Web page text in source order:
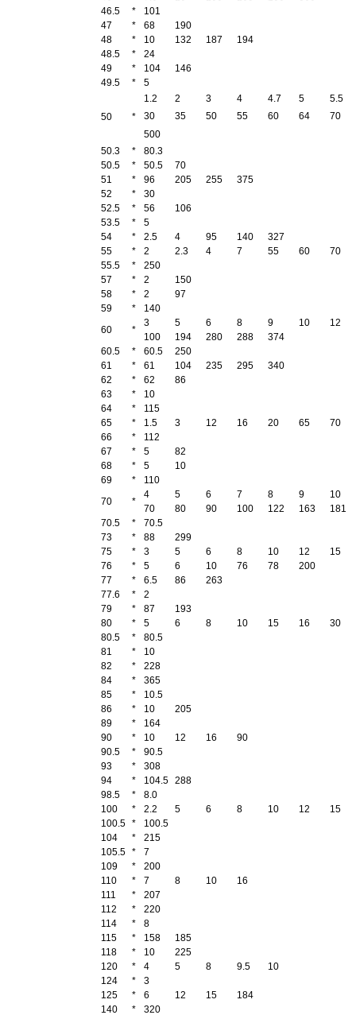
46.5
*
101
47
* 68
190
48
* 10 132 187
194
48.5
*
24
49
* 104
146
49.5
* 5
50 *
1.2 2 3 4 4.7 5
5.5
30
35 50 55 60 64
70
500
50.3
*
80.3
50.5
* 50.5
70
51
* 96 205 255
375
52
*
30
52.5
* 56
106
53.5
*
5
54
* 2.5 4 95 140
327
55
* 2 2.3 4 7 55 60
70
55.5
*
250
57
* 2
150
58
* 2
97
59
*
140
60
*
3 5 6 8 9 10
12
100
194 280 288
374
60.5
* 60.5
250
61
* 61 104 235 295
340
62
* 62
86
63
*
10
64
*
115
65
* 1.5 3 12 16 20 65
70
66
*
112
67
* 5
82
68
* 5
10
69
*
110
70
*
4 5 6 7 8 9
10
70
80 90 100 122 163
181
70.5
*
70.5
73
* 88
299
75
* 3 5 6 8 10 12
15
76
* 5 6 10 76 78
200
77
* 6.5 86
263
77.6
*
2
79
* 87
193
80
* 5 6 8 10 15 16
30
80.5
*
80.5
81
*
10
82
*
228
84
*
365
85
*
10.5
86
* 10
205
89
*
164
90
* 10 12 16
90
90.5
*
90.5
93
*
308
94
* 104.5
288
98.5
*
8.0
100
* 2.2 5 6 8 10 12
15
100.5
*
100.5
104
*
215
105.5
*
7
109
*
200
110
* 7 8 10
16
111
*
207
112
*
220
114
*
8
115
* 158
185
118
* 10
225
120
* 4 5 8 9.5
10
124
*
3
125
* 6 12 15
184
140
*
320